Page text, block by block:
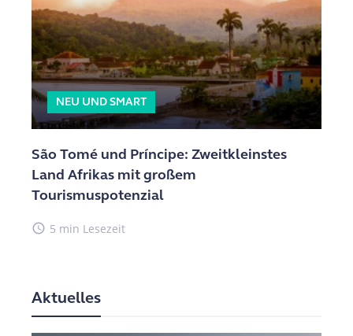
NEU UND SMART
São Tomé und Príncipe: Zweitkleinstes
Land Afrikas mit großem
Tourismuspotenzial
access_time 5 min Lesezeit
Aktuelles